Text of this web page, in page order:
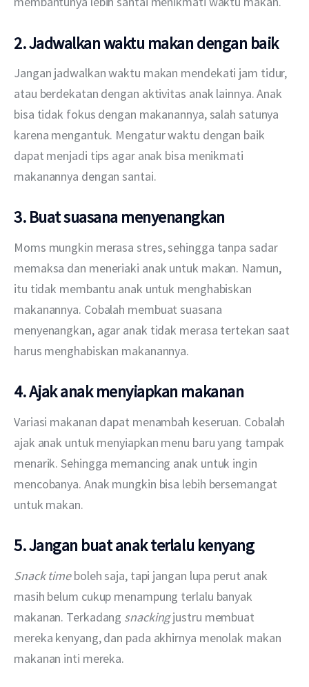
2. Jadwalkan waktu makan dengan baik
Jangan jadwalkan waktu makan mendekati jam tidur,
atau berdekatan dengan aktivitas anak lainnya. Anak
bisa tidak fokus dengan makanannya, salah satunya
karena mengantuk. Mengatur waktu dengan baik
dapat menjadi tips agar anak bisa menikmati
makanannya dengan santai.
3. Buat suasana menyenangkan
Moms mungkin merasa stres, sehingga tanpa sadar
memaksa dan meneriaki anak untuk makan. Namun,
itu tidak membantu anak untuk menghabiskan
makanannya. Cobalah membuat suasana
menyenangkan, agar anak tidak merasa tertekan saat
harus menghabiskan makanannya.
4. Ajak anak menyiapkan makanan
Variasi makanan dapat menambah keseruan. Cobalah
ajak anak untuk menyiapkan menu baru yang tampak
menarik. Sehingga memancing anak untuk ingin
mencobanya. Anak mungkin bisa lebih bersemangat
untuk makan.
5. Jangan buat anak terlalu kenyang
Snack time boleh saja, tapi jangan lupa perut anak
masih belum cukup menampung terlalu banyak
makanan. Terkadang snacking justru membuat
mereka kenyang, dan pada akhirnya menolak makan
makanan inti mereka.